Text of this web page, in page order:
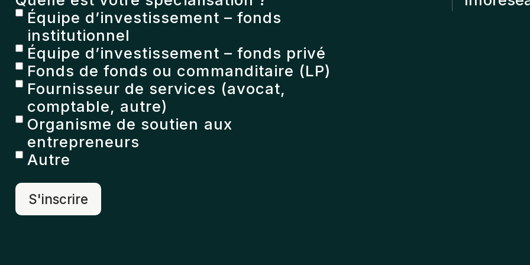
Équipe d’investissement – fonds
institutionnel
Équipe d’investissement – fonds privé
Fonds de fonds ou commanditaire (LP)
Fournisseur de services (avocat,
comptable, autre)
Organisme de soutien aux
entrepreneurs
Autre